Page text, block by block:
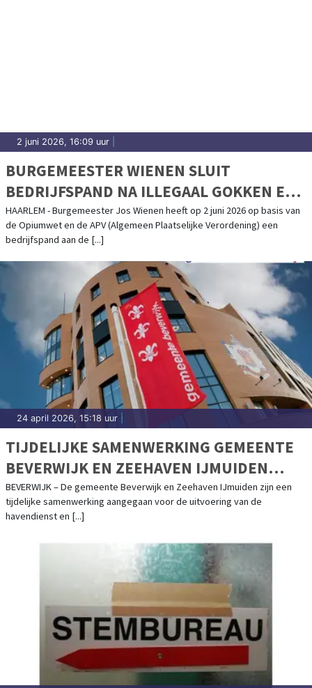
2 juni 2026, 16:09 uur
BURGEMEESTER WIENEN SLUIT
BEDRIJFSPAND NA ILLEGAAL GOKKEN EN
VONDST DRUGS
HAARLEM - Burgemeester Jos Wienen heeft op 2 juni 2026 op basis van
de Opiumwet en de APV (Algemeen Plaatselijke Verordening) een
bedrijfspand aan de [...]
24 april 2026, 15:18 uur
TIJDELIJKE SAMENWERKING GEMEENTE
BEVERWIJK EN ZEEHAVEN IJMUIDEN
VOOR ZEEHAVEN DE PIJP
BEVERWIJK – De gemeente Beverwijk en Zeehaven IJmuiden zijn een
tijdelijke samenwerking aangegaan voor de uitvoering van de
havendienst en [...]